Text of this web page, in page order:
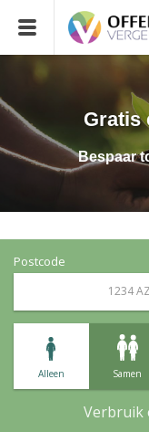
Gratis
Bespaar
Postcode
Alleen Samen
Verbruik